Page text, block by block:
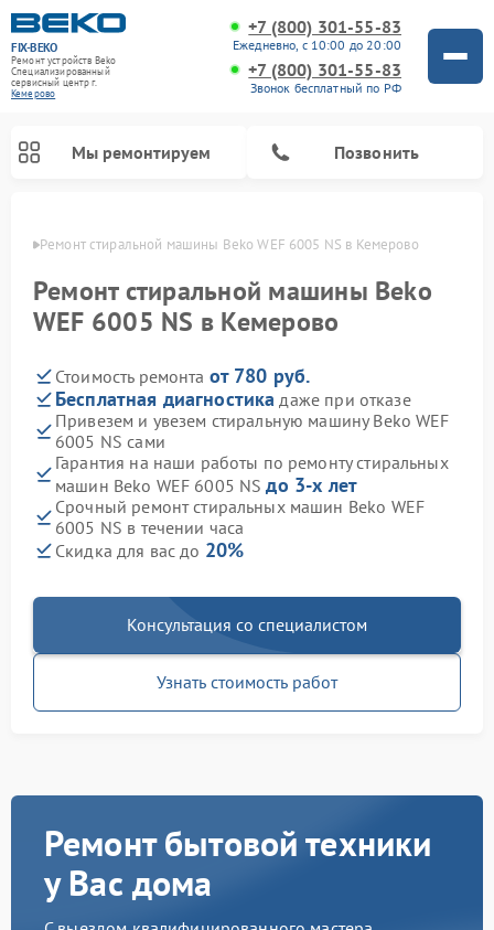
FIX-BEKO
Ремонт устройств Beko
Специализированный
cервисный центр г.
Кемерово
+7 (800) 301-55-83
Ежедневно, с 10:00 до 20:00
+7 (800) 301-55-83
Звонок бесплатный по РФ
Мы ремонтируем Позвонить
Ремонт стиральной машины Beko WEF 6005 NS в Кемерово
Ремонт стиральной машины Beko
WEF 6005 NS в Кемерово
Стоимость ремонта от 780 руб.
Бесплатная диагностика даже при отказе
Привезем и увезем стиральную машину Beko WEF
6005 NS сами
Гарантия на наши работы по ремонту стиральных
машин Beko WEF 6005 NSдо 3-х лет
Срочный ремонт стиральных машин Beko WEF
6005 NS в течении часа
Скидка для вас до 20%
Консультация со специалистом
Узнать стоимость работ
Ремонт бытовой техники
у Вас дома